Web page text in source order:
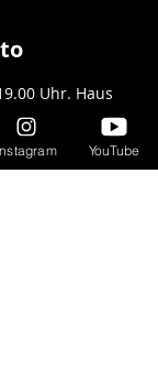
Uhr. Haus
Braunauer
.
YouTube